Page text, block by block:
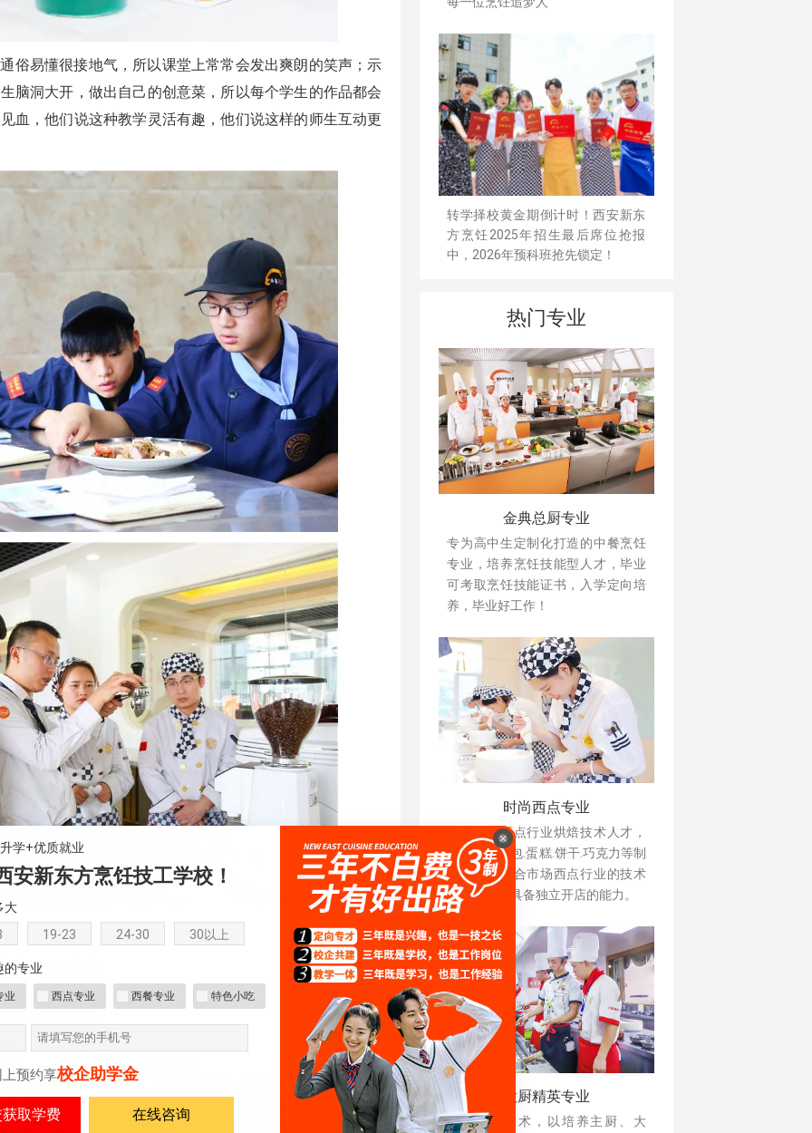
俗易懂很接地气，所以课堂上常常会发出爽朗的笑声；示
脑洞大开，做出自己的创意菜，所以每个学生的作品都会
血，他们说这种教学灵活有趣，他们说这样的师生互动更
特色教学方式。
转学择校黄金期倒计时！西安新东
方烹饪2025年招生最后席位抢报
中，2026年预科班抢先锁定！
热门专业
金典总厨专业
专为高中生定制化打造的中餐烹饪
专业，培养烹饪技能型人才，毕业
可考取烹饪技能证书，入学定向培
养，毕业好工作！
时尚西点专业
培养现代西点行业烘焙技术人才，
掌握各种面包.蛋糕.饼干.巧克力等制
作技术，符合市场西点行业的技术
型人才，并具备独立开店的能力。
大厨精英专业
注重实操技术，以培养主厨、大
学+优质就业
安新东方烹饪技工学校！
大
19-23 24-30 30以上
的专业
业 西点专业 西餐专业 特色小吃
预约享校企助学金
在线咨询